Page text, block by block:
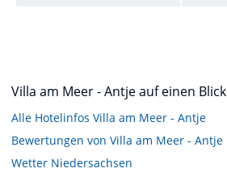
Villa am Meer - Antje auf einen Blick
Alle Hotelinfos Villa am Meer - Antje
Bewertungen von Villa am Meer - Antje
Wetter Niedersachsen